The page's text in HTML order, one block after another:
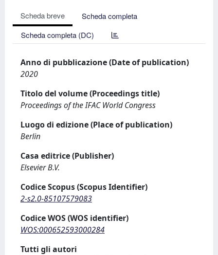
Scheda breve
Scheda completa
Scheda completa (DC)
Anno di pubblicazione (Date of publication)
2020
Titolo del volume (Proceedings title)
Proceedings of the IFAC World Congress
Luogo di edizione (Place of publication)
Berlin
Casa editrice (Publisher)
Elsevier B.V.
Codice Scopus (Scopus Identifier)
2-s2.0-85107579083
Codice WOS (WOS identifier)
WOS:000652593000284
Tutti gli autori